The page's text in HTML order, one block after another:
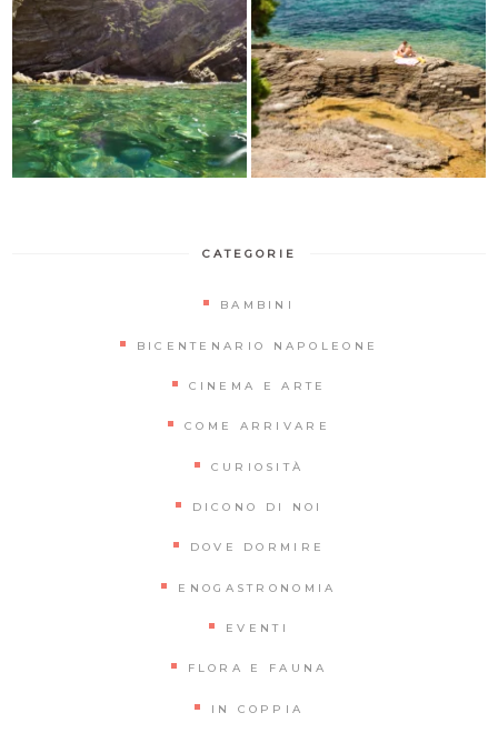
CATEGORIE
BAMBINI
BICENTENARIO NAPOLEONE
CINEMA E ARTE
COME ARRIVARE
CURIOSITÀ
DICONO DI NOI
DOVE DORMIRE
ENOGASTRONOMIA
EVENTI
FLORA E FAUNA
IN COPPIA